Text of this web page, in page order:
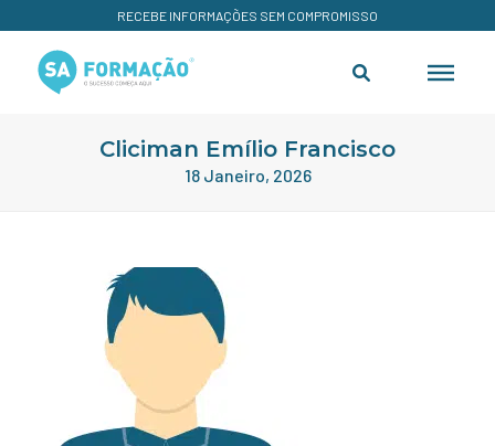
RECEBE INFORMAÇÕES SEM COMPROMISSO
Cliciman Emílio Francisco
18 Janeiro, 2026